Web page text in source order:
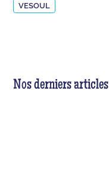
VESOUL
Nos derniers articles